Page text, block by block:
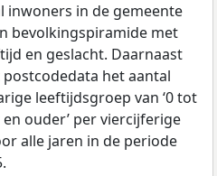
inwoners in de gemeente
bevolkingspiramide met
en geslacht. Daarnaast
het aantal
leeftijdsgroep van ‘0 tot
en ouder’ per viercijferige
alle jaren in de periode